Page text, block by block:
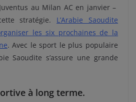
au Milan AC en janvier –
stratégie. L’Arabie Saoudite
les six prochaines de la
. Avec le sport le plus populaire
Saoudite s’assure une grande
à long terme.